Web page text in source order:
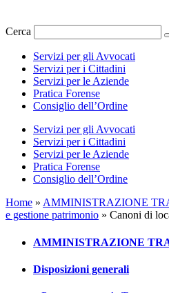
Cerca
Servizi per gli Avvocati
Servizi per i Cittadini
Servizi per le Aziende
Pratica Forense
Consiglio dell’Ordine
Servizi per gli Avvocati
Servizi per i Cittadini
Servizi per le Aziende
Pratica Forense
Consiglio dell’Ordine
Home » AMMINISTRAZIONE
e gestione patrimonio » Canoni di
AMMINISTRAZIONE
Disposizioni generali